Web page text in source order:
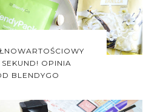
OPINIA
BLENDYGO